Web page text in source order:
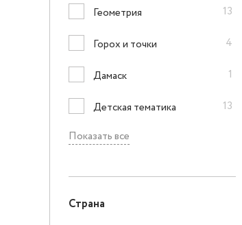
Геометрия 13
Горох и точки 4
Дамаск 1
Детская тематика 13
Показать все
Страна